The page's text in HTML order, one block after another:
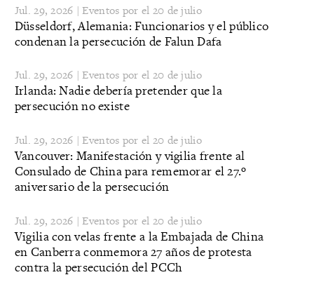
Jul. 29, 2026 | Eventos por el 20 de julio
Düsseldorf, Alemania: Funcionarios y el público
condenan la persecución de Falun Dafa
Jul. 29, 2026 | Eventos por el 20 de julio
Irlanda: Nadie debería pretender que la
persecución no existe
Jul. 29, 2026 | Eventos por el 20 de julio
Vancouver: Manifestación y vigilia frente al
Consulado de China para rememorar el 27.º
aniversario de la persecución
Jul. 29, 2026 | Eventos por el 20 de julio
Vigilia con velas frente a la Embajada de China
en Canberra conmemora 27 años de protesta
contra la persecución del PCCh